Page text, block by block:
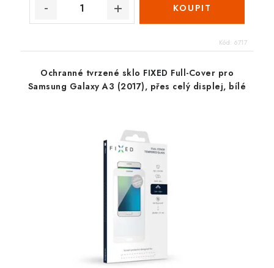
Kód: 6717
Ochranné tvrzené sklo FIXED Full-Cover pro
Samsung Galaxy A3 (2017), přes celý displej, bílé